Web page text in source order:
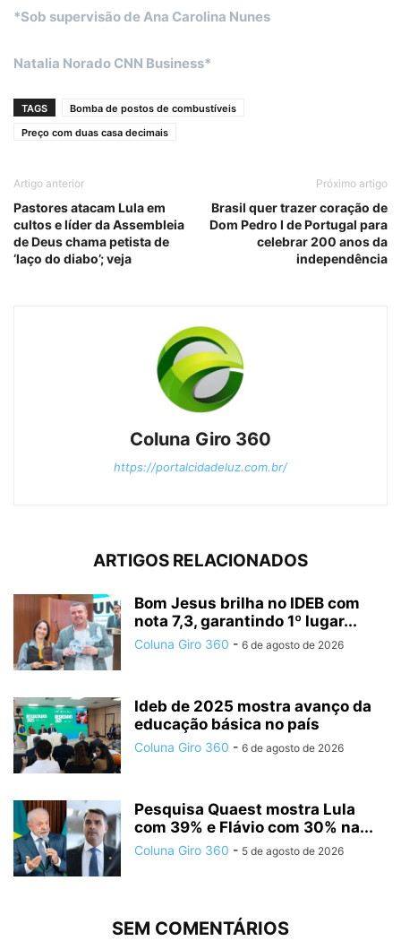
*Sob supervisão de Ana Carolina Nunes
Natalia Norado CNN Business*
TAGS
Bomba de postos de combustíveis
Preço com duas casa decimais
Artigo anterior
Pastores atacam Lula em
cultos e líder da Assembleia
de Deus chama petista de
‘laço do diabo’; veja
Próximo artigo
Brasil quer trazer coração de
Dom Pedro I de Portugal para
celebrar 200 anos da
independência
Coluna Giro 360
https://portalcidadeluz.com.br/
ARTIGOS RELACIONADOS
Bom Jesus brilha no IDEB com
nota 7,3, garantindo 1º lugar...
Coluna Giro 360 - 6 de agosto de 2026
Ideb de 2025 mostra avanço da
educação básica no país
Coluna Giro 360 - 6 de agosto de 2026
Pesquisa Quaest mostra Lula
com 39% e Flávio com 30% na...
Coluna Giro 360 - 5 de agosto de 2026
SEM COMENTÁRIOS